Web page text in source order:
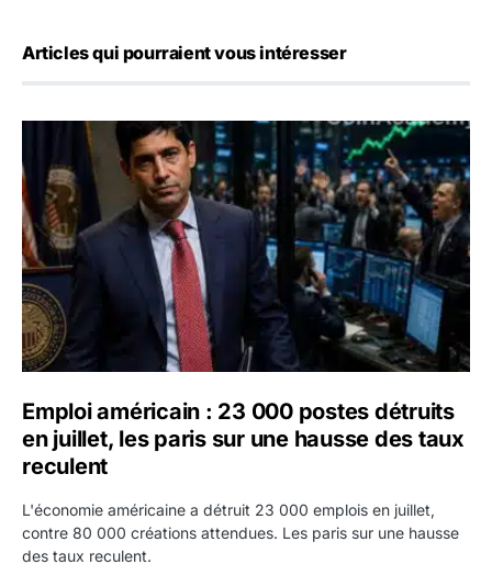
Articles qui pourraient vous intéresser
Emploi américain : 23 000 postes détruits en juillet, les
Emploi américain : 23 000 postes détruits
en juillet, les paris sur une hausse des taux
reculent
L'économie américaine a détruit 23 000 emplois en juillet,
contre 80 000 créations attendues. Les paris sur une hausse
des taux reculent.